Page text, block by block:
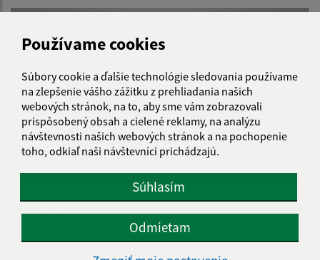
Používame cookies
Súbory cookie a ďalšie technológie sledovania používame
na zlepšenie vášho zážitku z prehliadania našich
webových stránok, na to, aby sme vám zobrazovali
prispôsobený obsah a cielené reklamy, na analýzu
návštevnosti našich webových stránok a na pochopenie
toho, odkiaľ naši návštevníci prichádzajú.
Súhlasím
Odmietam
5. nedeľa